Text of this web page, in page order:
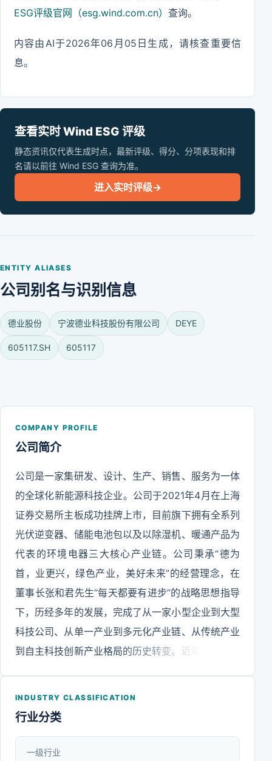
ESG评级官网（esg.wind.com.cn） 查询。
内容由AI于2026年06月05日生成，请核查重要信
息。
查看实时 Wind ESG 评级
静态资讯仅代表生成时点，最新评级、得分、分项表现和排
名请以前往 Wind ESG 查询为准。
进入实时评级→
ENTITY ALIASES
公司别名与识别信息
德业股份 宁波德业科技股份有限公司 DEYE
605117.SH 605117
COMPANY PROFILE
公司简介
公司是一家集研发、设计、生产、销售、服务为一体
的全球化新能源科技企业。公司于2021年4月在上海
证券交易所主板成功挂牌上市，目前旗下拥有全系列
光伏逆变器、储能电池包以及以除湿机、暖通产品为
代表的环境电器三大核心产业链。公司秉承“德为
首，业更兴，绿色产业，美好未来”的经营理念，在
董事长张和君先生“每天都要有进步”的战略思想指导
下，历经多年的发展，完成了从一家小型企业到大型
科技公司、从单一产业到多元化产业链、从传统产业
到自主科技创新产业格局的历史转变。近年来，德业
优势，加快转型升级，创新驱动，以全球化的视野和
“智能、健康、节能、环保”的全新定位，依托中国广
INDUSTRY CLASSIFICATION
行业分类
一级行业